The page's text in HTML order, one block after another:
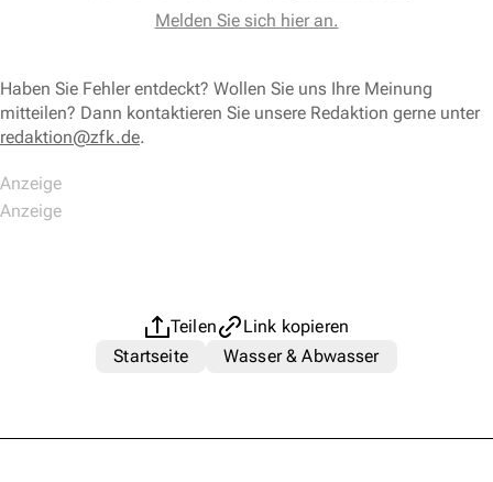
Melden Sie sich hier an.
Haben Sie Fehler entdeckt? Wollen Sie uns Ihre Meinung
mitteilen? Dann kontaktieren Sie unsere Redaktion gerne unter
redaktion@zfk.de.
Teilen
Link kopieren
Startseite
Wasser & Abwasser